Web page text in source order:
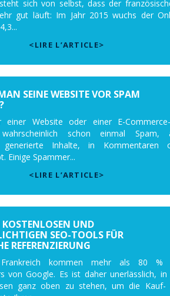
sich von selbst, dass der
gut läuft: Im Jahr 2015 wuchs der
<LIRE L’ARTICLE>
SEINE WEBSITE VOR SPAM
einer Website oder einer E-
schon einmal Spam,
generierte Inhalte, in Kommentaren
Einige Spammer...
<LIRE L’ARTICLE>
KOSTENLOSEN UND
SEO-TOOLS FÜR
REFERENZIERUNG
kommen mehr als 80 %
von Google. Es ist daher unerlässlich, in
ganz oben zu stehen, um die Kauf-